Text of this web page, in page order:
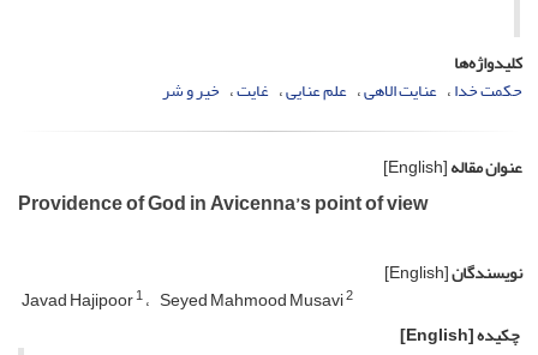
کلیدواژه‌ها
حکمت خدا عنایت الاهی علم عنایی غایت خیر و شر
عنوان مقاله[English]
Providence of God in Avicenna’s point of view
نویسندگان[English]
Javad Hajipoor1 Seyed Mahmood Musavi2
چکیده[English]